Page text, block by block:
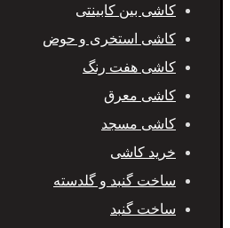
کاشی بین کابینتی
کاشی استخری و حوض
کاشی هفت رنگ
کاشی معرق
کاشی مسجد
خرید کاشی
ساخت گنبد و گلدسته
ساخت گنبد